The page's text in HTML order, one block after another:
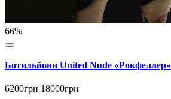
66%
Ботильйони United Nude «Рокфеллер»
6200грн 18000грн